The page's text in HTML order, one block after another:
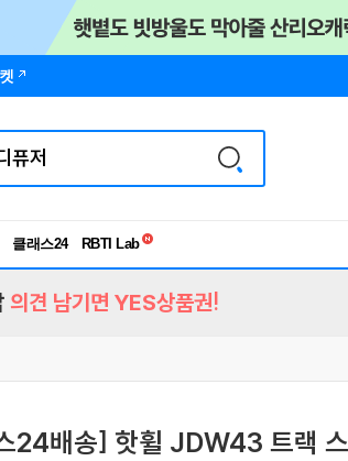
클래스24
독서유형검사
의견 남기면 YES상품권!
24배송] 핫휠 JDW43 트랙